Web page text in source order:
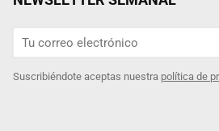
Suscribiéndote aceptas nuestra política de